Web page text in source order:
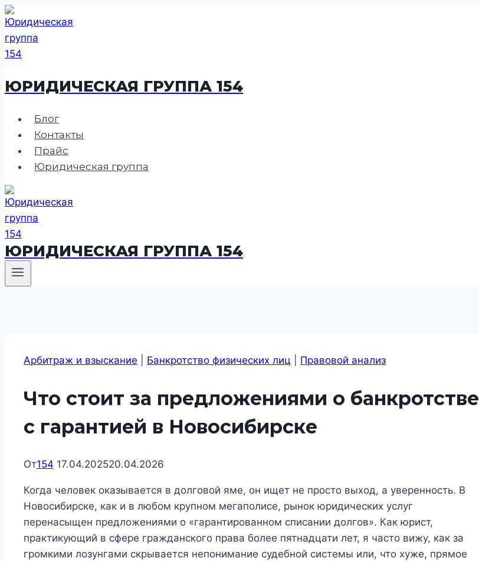
Перейти
к
содержимому
ЮРИДИЧЕСКАЯ ГРУППА 154
Блог
Контакты
Прайс
Юридическая группа
ЮРИДИЧЕСКАЯ ГРУППА 154
Арбитраж и взыскание Банкротство физических лиц Правовой анализ
Что стоит за предложениями о банкротстве
с гарантией в Новосибирске
От154 17.04.202520.04.2026
Когда человек оказывается в долговой яме, он ищет не просто выход, а уверенность. В
Новосибирске, как и в любом крупном мегаполисе, рынок юридических услуг
перенасыщен предложениями о «гарантированном списании долгов». Как юрист,
практикующий в сфере гражданского права более пятнадцати лет, я часто вижу, как за
громкими лозунгами скрывается непонимание судебной системы или, что хуже, прямое